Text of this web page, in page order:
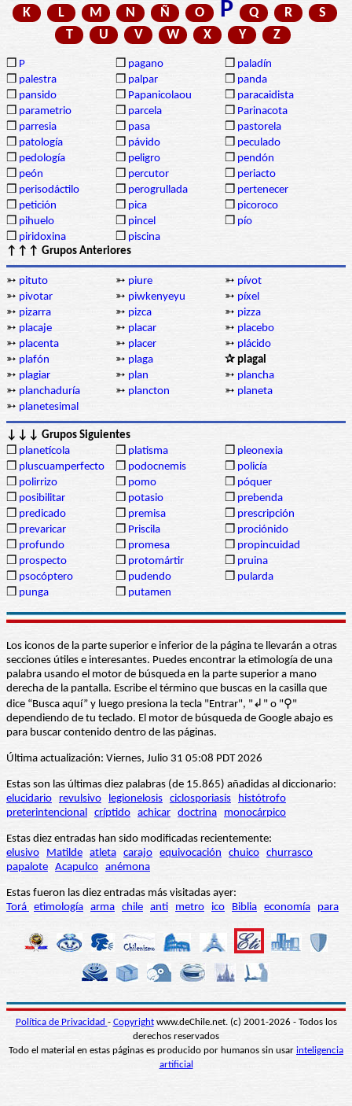
K
L M N Ñ O P Q R
S
T
U V W X Y Z
❒ P ❒ pagano ❒ paladín
❒ palestra ❒ palpar ❒ panda
❒ pansido ❒ Papanicolaou ❒ paracaidista
❒ parametrio ❒ parcela ❒ Parinacota
❒ parresia ❒ pasa ❒ pastorela
❒ patología ❒ pávido ❒ peculado
❒ pedología ❒ peligro ❒ pendón
❒ peón ❒ percutor ❒ periacto
❒ perisodáctilo ❒ perogrullada ❒ pertenecer
❒ petición ❒ pica ❒ picoroco
❒ pihuelo ❒ pincel ❒ pío
❒ piridoxina ❒ piscina
↑↑↑ Grupos Anteriores
➳ pituto ➳ piure ➳ pívot
➳ pivotar ➳ piwkenyeyu ➳ píxel
➳ pizarra ➳ pizca ➳ pizza
➳ placaje ➳ placar ➳ placebo
➳ placenta ➳ placer ➳ plácido
➳ plafón ➳ plaga
✰ plagal
➳ plagiar ➳ plan ➳ plancha
➳ planchaduría ➳ plancton ➳ planeta
➳ planetesimal
↓↓↓ Grupos Siguientes
❒ planetícola ❒ platisma ❒ pleonexia
❒ pluscuamperfecto ❒ podocnemis ❒ policía
❒ polirrizo ❒ pomo ❒ póquer
❒ posibilitar ❒ potasio ❒ prebenda
❒ predicado ❒ premisa ❒ prescripción
❒ prevaricar ❒ Priscila ❒ prociónido
❒ profundo ❒ promesa ❒ propincuidad
❒ prospecto ❒ protomártir ❒ pruina
❒ psocóptero ❒ pudendo ❒ pularda
❒ punga ❒ putamen
Los iconos de la parte superior e inferior de la página te llevarán a otras
secciones útiles e interesantes. Puedes encontrar la etimología de una
palabra usando el motor de búsqueda en la parte superior a mano
derecha de la pantalla. Escribe el término que buscas en la casilla que
dice “Busca aquí” y luego presiona la tecla "Entrar", "↲" o "⚲"
dependiendo de tu teclado. El motor de búsqueda de Google abajo es
para buscar contenido dentro de las páginas.
Última actualización: Viernes, Julio 31 05:08 PDT 2026
Estas son las últimas diez palabras (de 15.865) añadidas al diccionario:
elucidario
revulsivo legionelosis ciclosporiasis
histótrofo
preterintencional críptido achicar doctrina monocárpico
Estas diez entradas han sido modificadas recientemente:
elusivo
Matilde atleta carajo equivocación chuico churrasco
papalote Acapulco anémona
Estas fueron las diez entradas más visitadas ayer:
Torá etimología arma chile anti metro ico Biblia economía para
Política de Privacidad - Copyrightwww.deChile.net. (c) 2001-2026 - Todos los
derechos reservados
Todo el material en estas páginas es producido por humanos sin usar inteligencia
artificial